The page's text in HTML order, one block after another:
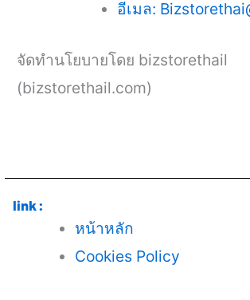
อีเมล:
จัดทำนโยบายโดย bizstorethail
(bizstorethail.com)
link :
หน้าหลัก
Cookies Policy